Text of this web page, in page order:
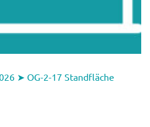
➤ OG-2-17 Standfläche